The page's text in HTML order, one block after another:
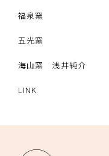
福泉窯
五光窯
海山窯 浅井純介
LINK